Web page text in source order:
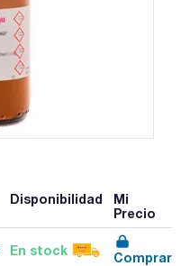
Disponibilidad
Mi
Precio
En stock Comprar